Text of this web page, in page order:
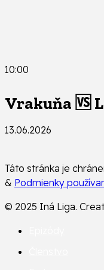
10:00
Vrakuňa 🆚
13.06.2026
Táto stránka je
& Podmienky
© 2025 Iná Liga.